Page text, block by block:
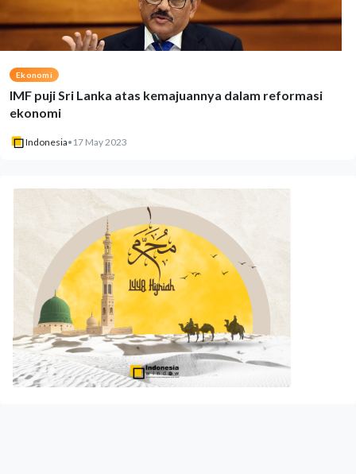
Ekonomi
IMF puji Sri Lanka atas kemajuannya dalam reformasi
ekonomi
Indonesia• 17 May 2023